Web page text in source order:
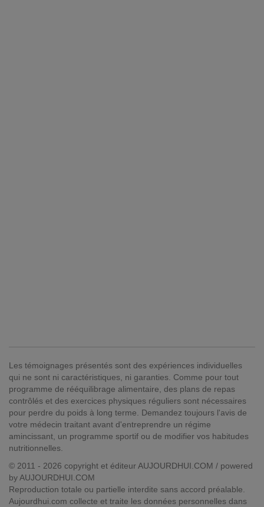
Les témoignages présentés sont des expériences individuelles
qui ne sont ni caractéristiques, ni garanties. Comme pour tout
programme de rééquilibrage alimentaire, des plans de repas
contrôlés et des exercices physiques réguliers sont nécessaires
pour perdre du poids à long terme. Demandez toujours l'avis de
votre médecin traitant avant d'entreprendre un régime
amincissant, un programme sportif ou de modifier vos habitudes
nutritionnelles.
© 2011 - 2026 copyright et éditeur AUJOURDHUI.COM / powered
by AUJOURDHUI.COM
Reproduction totale ou partielle interdite sans accord préalable.
Aujourdhui.com collecte et traite les données personnelles dans